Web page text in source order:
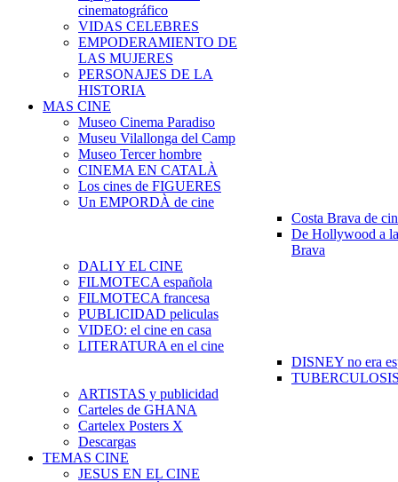
cinematográfico
VIDAS CELEBRES
EMPODERAMIENTO DE
LAS MUJERES
PERSONAJES DE LA
HISTORIA
MAS CINE
Museo Cinema Paradiso
Museu Vilallonga del Camp
Museo Tercer hombre
CINEMA EN CATALÀ
Los cines de FIGUERES
Un EMPORDÀ de cine
Costa Brava de
De Hollywood a
Brava
DALI Y EL CINE
FILMOTECA española
FILMOTECA francesa
PUBLICIDAD peliculas
VIDEO: el cine en casa
LITERATURA en el cine
DISNEY no era
ARTISTAS y publicidad
Carteles de GHANA
Cartelex Posters X
Descargas
TEMAS CINE
JESUS EN EL CINE